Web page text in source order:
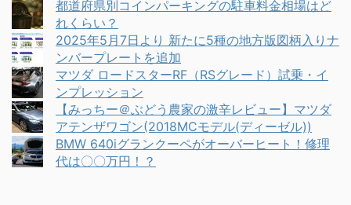
都道府県別コインパーキングの駐車料金相場はど
れくらい？
2025年5月7日より 新たに5種の地方版図柄入りナ
ンバープレートを追加
マツダ ロードスターRF（RSグレード）試乗・イ
ンプレッション
【みっちー＠ぶどう農家の激辛レビュー】マツダ
アテンザワゴン(2018MCモデル(ディーゼル))
BMW 640iグランクーペがオーバーヒート！修理
代は〇〇万円！？